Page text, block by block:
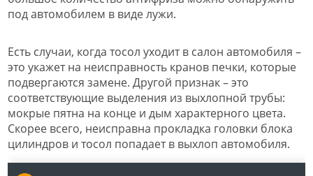
под автомобилем в виде лужи.
Есть случаи, когда тосол уходит в салон автомобиля –
это укажет на неисправность кранов печки, которые
подвергаются замене. Другой признак – это
соответствующие выделения из выхлопной трубы:
мокрые пятна на конце и дым характерного цвета.
Скорее всего, неисправна прокладка головки блока
цилиндров и тосол попадает в выхлоп автомобиля.